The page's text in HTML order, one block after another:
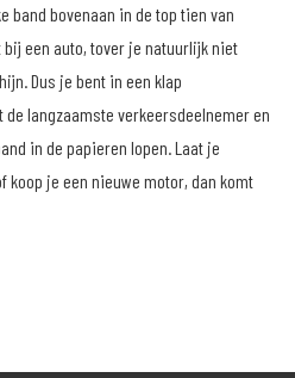
band bovenaan in de top tien van
een auto, tover je natuurlijk niet
Dus je bent in een klap
langzaamste verkeersdeelnemer en
in de papieren lopen. Laat je
koop je een nieuwe motor, dan komt